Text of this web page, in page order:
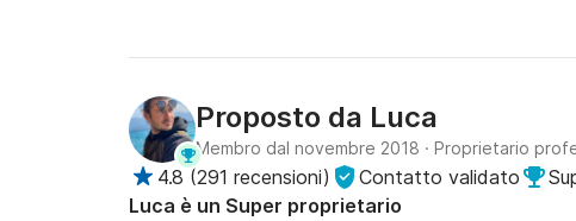
Proposto da Luca
Membro dal novembre 2018 · Proprietario
4.8 (291 recensioni) Contatto validato
Luca è un Super proprietario